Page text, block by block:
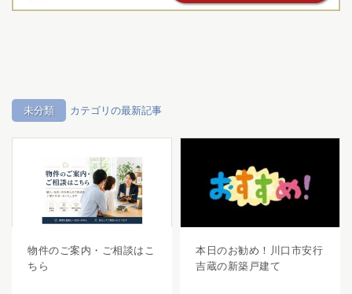
未分類 カテゴリの最新記事
物件のご案内・ご相談はこ
ちら
本日のお勧め！川口市安行
吉蔵の新築戸建て